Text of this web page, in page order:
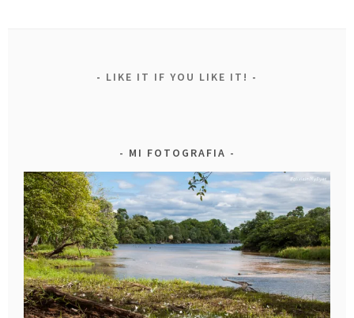
LIKE IT IF YOU LIKE IT!
MI FOTOGRAFIA